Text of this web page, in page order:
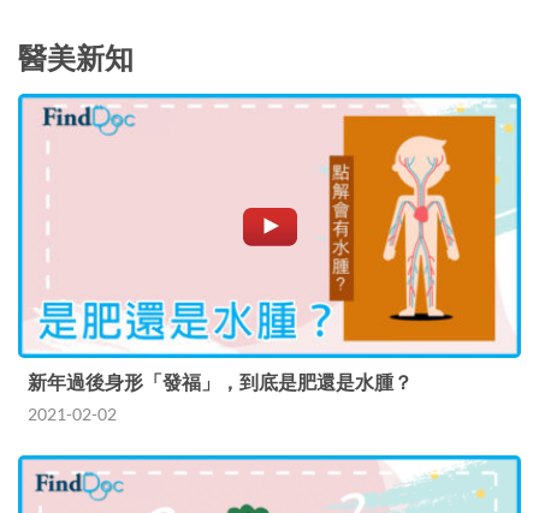
醫美新知
新年過後身形「發福」，到底是肥還是水腫？
2021-02-02